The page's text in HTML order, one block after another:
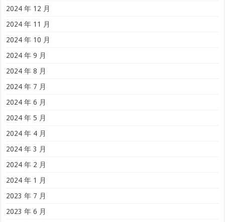
2024 年 12 月
2024 年 11 月
2024 年 10 月
2024 年 9 月
2024 年 8 月
2024 年 7 月
2024 年 6 月
2024 年 5 月
2024 年 4 月
2024 年 3 月
2024 年 2 月
2024 年 1 月
2023 年 7 月
2023 年 6 月